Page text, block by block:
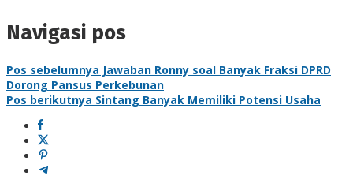
Navigasi pos
Pos sebelumnya Jawaban Ronny soal Banyak Fraksi DPRD
Dorong Pansus Perkebunan
Pos berikutnya Sintang Banyak Memiliki Potensi Usaha